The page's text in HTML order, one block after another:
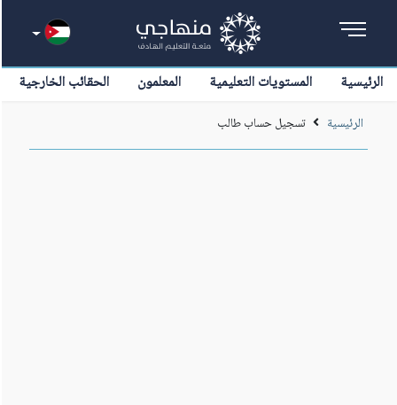
الرئيسية المستويات التعليمية المعلمون الحقائب الخارجية
الرئيسية تسجيل حساب طالب